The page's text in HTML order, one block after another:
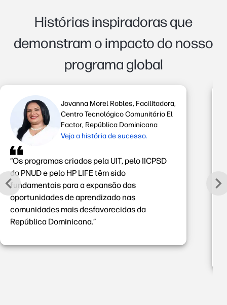
Histórias inspiradoras que
demonstram o impacto do nosso
programa global
Jovanna Morel Robles, Facilitadora,
Centro Tecnológico Comunitário El
Factor, República Dominicana
Veja a história de sucesso.
“Os programas criados pela UIT, pelo IICPSD
do PNUD e pelo HP LIFE têm sido
fundamentais para a expansão das
oportunidades de aprendizado nas
comunidades mais desfavorecidas da
República Dominicana.”